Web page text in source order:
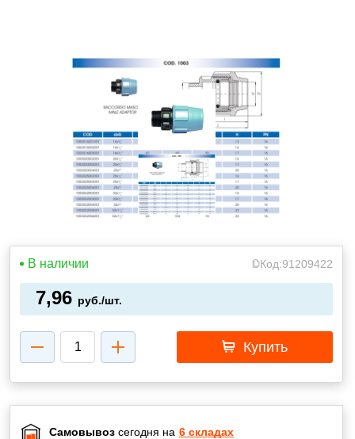
В наличии Код:91209422
7,96 руб./шт.
Купить
Самовывоз сегодня на 6 складах